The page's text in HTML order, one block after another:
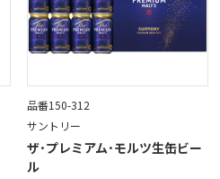
品番150-312
サントリー
ザ･プレミアム･モルツ生缶ビー
ル